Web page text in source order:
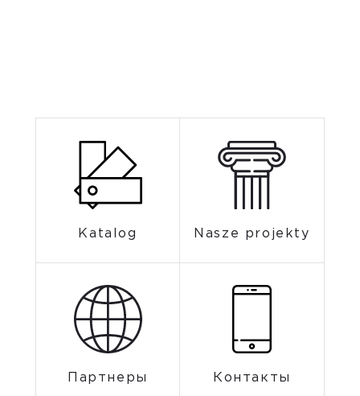
Katalog Nasze projekty
Партнеры Контакты